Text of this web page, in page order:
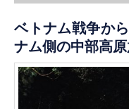
ベトナム戦争か
ナム側の中部高